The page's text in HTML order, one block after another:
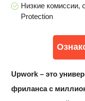
Низкие комиссии,
Protection
Upwork – это
фриланса с